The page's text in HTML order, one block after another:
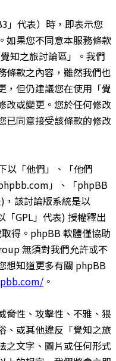
」代表）時，即表示您
如果您不同意本服務條款
知之旅討論區」。我們
條款之內容，雖然我們也
，但仍建議您在使用「覺
改或變更。您於任何修改
已同意接受該條款的修改
以「他們」、「他們
」、「phpBB
該討論版系統是以
「GPL」代表) 授權釋出
得。phpBB 軟體僅協助
無須對我們允許或不
想知道更多有關 phpBB
。
脅性、攻擊性、不雅、猥
、或其他違反「覺知之旅
之文字、圖片或任何形式